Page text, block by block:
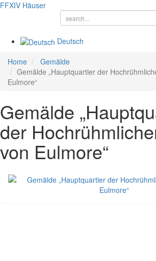
FFXIV Häuser
Deutsch
Home
Gemälde
Gemälde „Hauptquartier der
Eulmore“
Gemälde
der
von Eulmore“